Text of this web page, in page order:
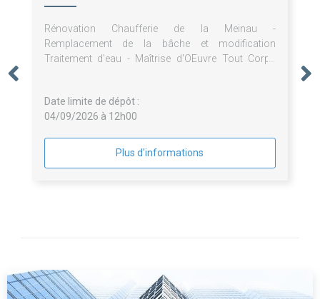
Rénovation Chaufferie de la Meinau -
Remplacement de la bâche et modification
Traitement d'eau - Maîtrise d'OEuvre Tout Corps
Date limite de dépôt :
04/09/2026 à 12h00
Plus d'informations